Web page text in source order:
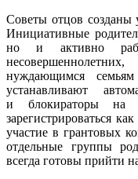
Советы отцов созданы
Инициативные
но и активно
нуждающимся
устанавливают
и блокираторы на
зарегистрироваться
участие в грантовых
отдельные группы
всегда готовы прийти